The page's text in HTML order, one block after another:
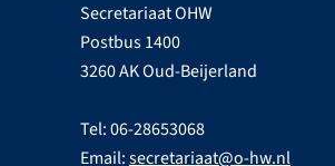
Secretariaat OHW
Postbus 1400
3260 AK Oud-Beijerland
Tel: 06-28653068
Email:secretariaat@o-hw.nl